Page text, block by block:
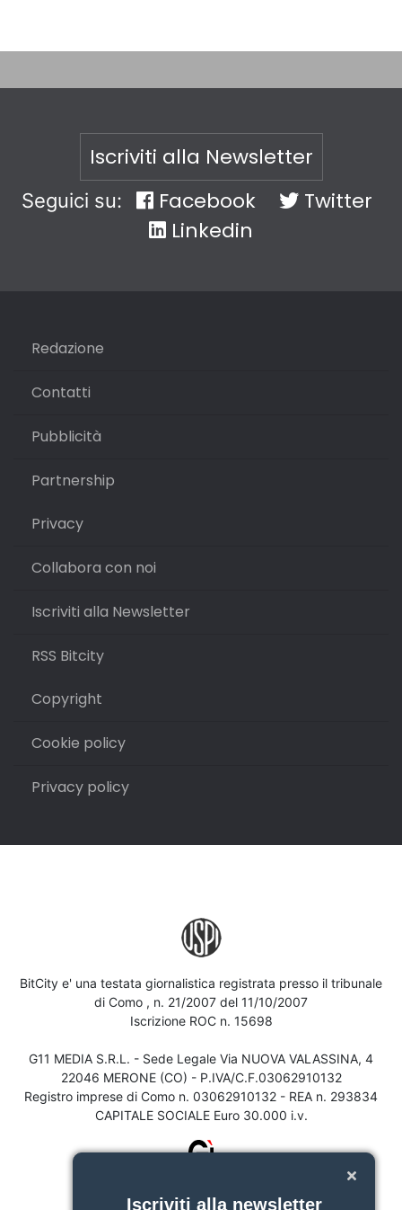
Iscriviti alla Newsletter
Seguici su: Facebook
Twitter
Linkedin
Redazione
Contatti
Pubblicità
Partnership
Privacy
Collabora con noi
Iscriviti alla Newsletter
RSS Bitcity
Copyright
Cookie policy
Privacy policy
BitCity e' una testata giornalistica registrata presso il tribunale
di Como , n. 21/2007 del 11/10/2007
Iscrizione ROC n. 15698
G11 MEDIA S.R.L. - Sede Legale Via NUOVA VALASSINA, 4
22046 MERONE (CO) - P.IVA/C.F.03062910132
Registro imprese di Como n. 03062910132 - REA n. 293834
CAPITALE SOCIALE Euro 30.000 i.v.
Iscriviti alla newsletter